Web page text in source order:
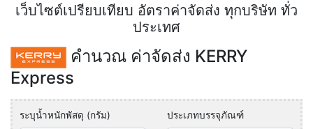
เว็บไซต์เปรียบเทียบ อัตราค่าจัดส่ง ทุกบริษัท ทั่ว
ประเทศ
คำนวณ ค่าจัดส่ง KERRY
Express
ระบุน้ำหนักพัสดุ (กรัม) ประเภทบรรจุภัณฑ์